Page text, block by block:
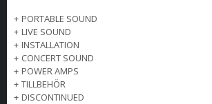
+ PORTABLE SOUND
+ LIVE SOUND
+ INSTALLATION
+ CONCERT SOUND
+ POWER AMPS
+ TILLBEHÖR
+ DISCONTINUED